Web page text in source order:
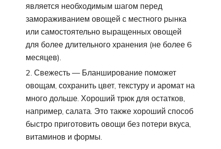
является необходимым шагом перед
замораживанием овощей с местного рынка
или самостоятельно выращенных овощей
для более длительного хранения (не более 6
месяцев).
Свежесть — Бланширование поможет
овощам, сохранить цвет, текстуру и аромат на
много дольше. Хороший трюк для остатков,
например, салата. Это также хороший способ
быстро приготовить овощи без потери вкуса,
витаминов и формы.